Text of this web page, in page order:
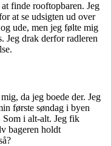
finde rooftopbaren. Jeg
at se udsigten ud over
ude, men jeg følte mig
Jeg drak derfor radleren
da jeg boede der. Jeg
første søndag i byen
Som i alt-alt. Jeg fik
bageren holdt